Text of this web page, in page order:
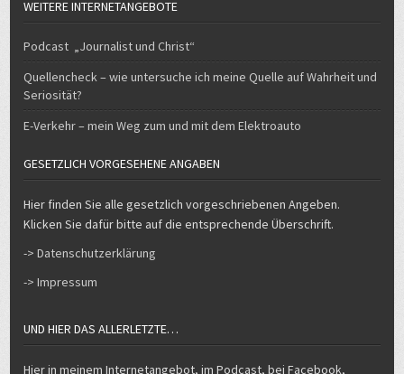
WEITERE INTERNETANGEBOTE
Podcast „Journalist und Christ“
Quellencheck – wie untersuche ich meine Quelle auf Wahrheit und
Seriosität?
E-Verkehr – mein Weg zum und mit dem Elektroauto
GESETZLICH VORGESEHENE ANGABEN
Hier finden Sie alle gesetzlich vorgeschriebenen Angeben.
Klicken Sie dafür bitte auf die entsprechende Überschrift.
-> Datenschutzerklärung
-> Impressum
UND HIER DAS ALLERLETZTE…
Hier in meinem Internetangebot, im Podcast, bei Facebook,